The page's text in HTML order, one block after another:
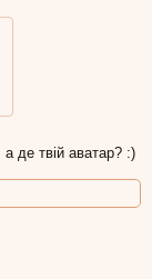
а де твій аватар? :)